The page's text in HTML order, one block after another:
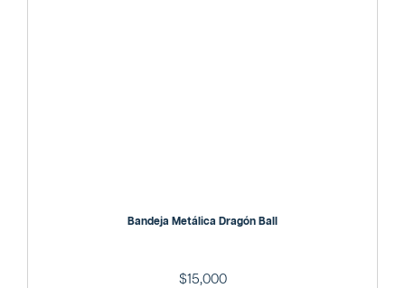
Bandeja Metálica Dragón Ball
$15,000